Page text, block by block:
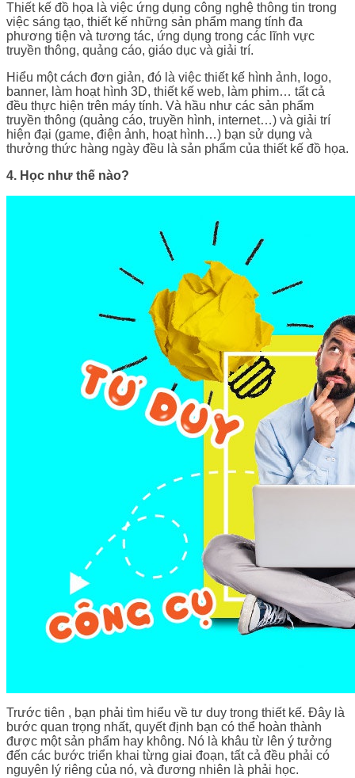
Thiết kế đồ họa là việc ứng dụng công nghệ thông tin trong
việc sáng tạo, thiết kế những sản phẩm mang tính đa
phương tiện và tương tác, ứng dụng trong các lĩnh vực
truyền thông, quảng cáo, giáo dục và giải trí.
Hiểu một cách đơn giản, đó là việc thiết kế hình ảnh, logo,
banner, làm hoạt hình 3D, thiết kế web, làm phim… tất cả
đều thực hiện trên máy tính. Và hầu như các sản phẩm
truyền thông (quảng cáo, truyền hình, internet…) và giải trí
hiện đại (game, điện ảnh, hoạt hình…) bạn sử dụng và
thưởng thức hàng ngày đều là sản phẩm của thiết kế đồ họa.
4. Học như thế nào?
Trước tiên , bạn phải tìm hiểu về tư duy trong thiết kế. Đây là
bước quan trọng nhất, quyết định bạn có thể hoàn thành
được một sản phẩm hay không. Nó là khâu từ lên ý tưởng
đến các bước triển khai từng giai đoạn, tất cả đều phải có
nguyên lý riêng của nó, và đương nhiên là phải học.